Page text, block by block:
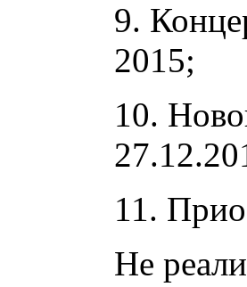
9.
2015;
10.
11.
Не